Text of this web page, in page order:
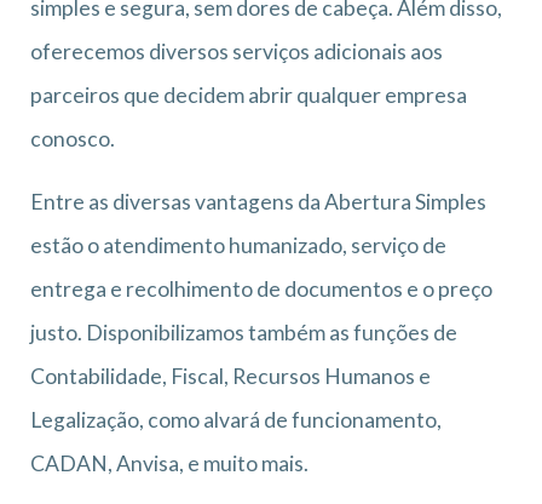
simples e segura, sem dores de cabeça. Além disso,
oferecemos diversos serviços adicionais aos
parceiros que decidem abrir qualquer empresa
conosco.
Entre as diversas vantagens da Abertura Simples
estão o atendimento humanizado, serviço de
entrega e recolhimento de documentos e o preço
justo. Disponibilizamos também as funções de
Contabilidade, Fiscal, Recursos Humanos e
Legalização, como alvará de funcionamento,
CADAN, Anvisa, e muito mais.